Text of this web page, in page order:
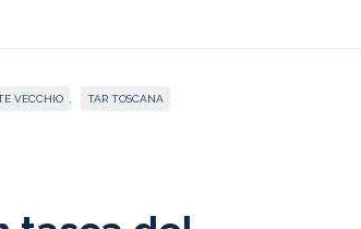
VECCHIO TAR TOSCANA